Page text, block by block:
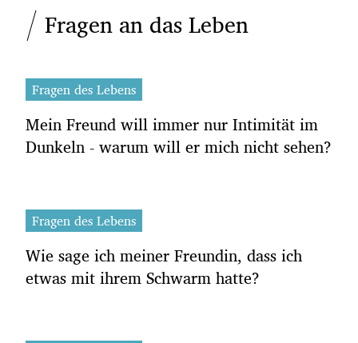
Fragen an das Leben
Fragen des Lebens
Mein Freund will immer nur Intimität im
Dunkeln - warum will er mich nicht sehen?
Fragen des Lebens
Wie sage ich meiner Freundin, dass ich
etwas mit ihrem Schwarm hatte?